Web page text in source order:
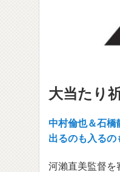
大当たり
中村倫也＆石橋
出るのも入る
河瀨直美監督を